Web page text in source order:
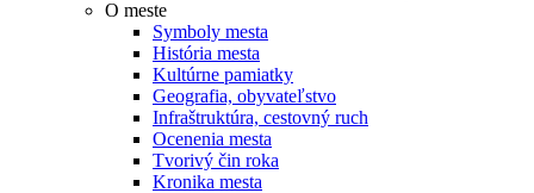
O meste
Symboly mesta
História mesta
Kultúrne pamiatky
Geografia, obyvateľstvo
Infraštruktúra, cestovný ruch
Ocenenia mesta
Tvorivý čin roka
Kronika mesta